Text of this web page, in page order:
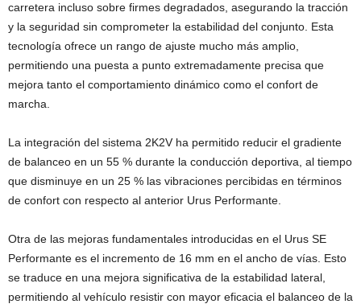
carretera incluso sobre firmes degradados, asegurando la tracción
y la seguridad sin comprometer la estabilidad del conjunto. Esta
tecnología ofrece un rango de ajuste mucho más amplio,
permitiendo una puesta a punto extremadamente precisa que
mejora tanto el comportamiento dinámico como el confort de
marcha.
La integración del sistema 2K2V ha permitido reducir el gradiente
de balanceo en un 55 % durante la conducción deportiva, al tiempo
que disminuye en un 25 % las vibraciones percibidas en términos
de confort con respecto al anterior Urus Performante.
Otra de las mejoras fundamentales introducidas en el Urus SE
Performante es el incremento de 16 mm en el ancho de vías. Esto
se traduce en una mejora significativa de la estabilidad lateral,
permitiendo al vehículo resistir con mayor eficacia el balanceo de la